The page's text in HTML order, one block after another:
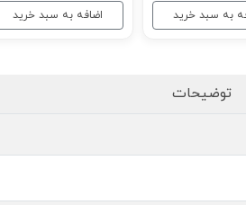
به سبد خرید اضافه به سبد خرید
توضیحات